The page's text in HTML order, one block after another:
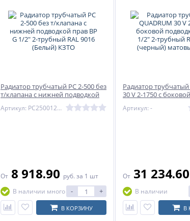
Радиатор трубчатый РС 2-500 без
т/клапана с нижней подводкой
прав ВР G 1/2" 2-трубный RAL
9016 (Белый) КЗТОАртикул: РС250012НП
От 8 918.90 руб. за 1 шт
В наличии много
- +
В КОРЗИНУ
Радиатор трубчатый
30 V 2-1750 с
ВР G 1/2" 2-трубный
(черный) матовый
Артикул: -
От 31 234.60
В наличии
В